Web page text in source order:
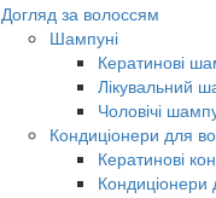
Догляд за волоссям
Шампуні
Кератинові
Лікувальний
Чоловічі
Кондиціонери для
Кератинові
Кондиціонери